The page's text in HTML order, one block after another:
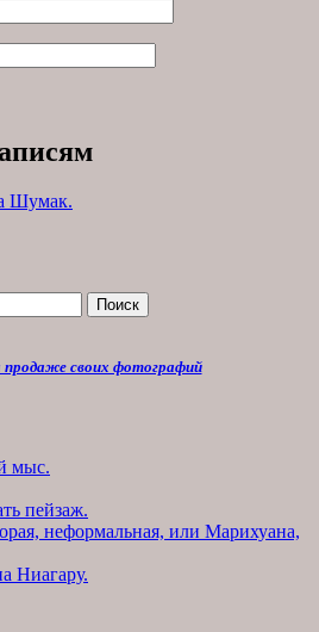
Шумак.
Поиск
продаже своих фотографий
мыс.
пейзаж.
неформальная, или Марихуана,
Ниагару.